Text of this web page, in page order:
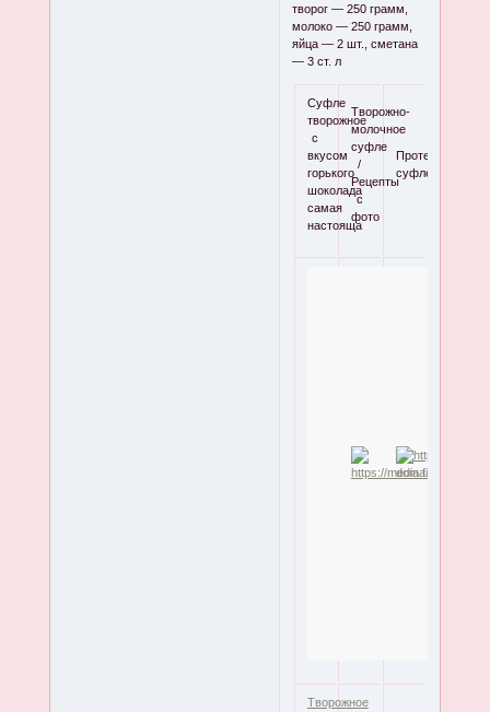
творог — 250 грамм,
молоко — 250 грамм,
яйца — 2 шт., сметана
— 3 ст. л
Суфле
творожное
с
вкусом
горького
шоколада
самая
настояща
Творожно-
молочное
суфле
/
Рецепты
с
фото
Протеиновое
суфле
Творожное